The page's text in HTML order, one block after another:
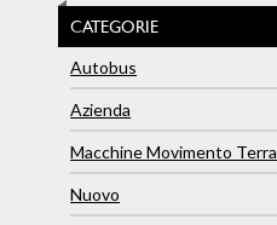
CATEGORIE
Autobus
Azienda
Macchine Movimento Terra
Nuovo